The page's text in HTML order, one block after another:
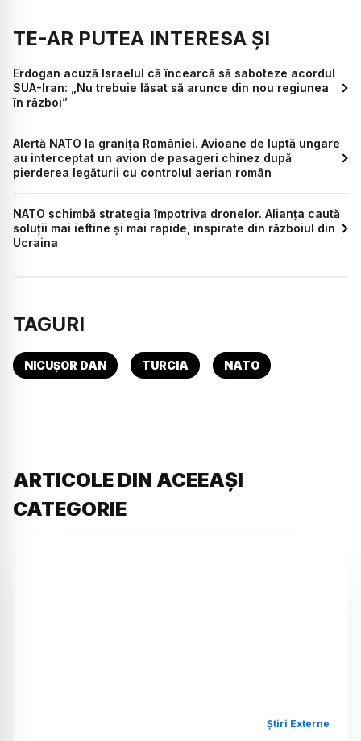
TE-AR PUTEA INTERESA ȘI
Erdogan acuză Israelul că încearcă să saboteze acordul
SUA-Iran: „Nu trebuie lăsat să arunce din nou regiunea
în război”
Alertă NATO la granița României. Avioane de luptă ungare
au interceptat un avion de pasageri chinez după
pierderea legăturii cu controlul aerian român
NATO schimbă strategia împotriva dronelor. Alianța caută
soluții mai ieftine și mai rapide, inspirate din războiul din
Ucraina
TAGURI
NICUȘOR DAN TURCIA NATO
ARTICOLE DIN ACEEAȘI
CATEGORIE
Știri Externe